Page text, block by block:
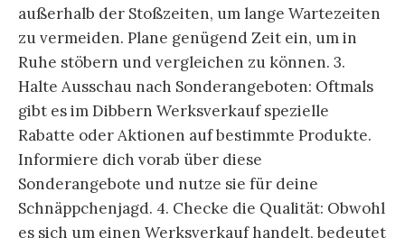
außerhalb der Stoßzeiten, um lange Wartezeiten
zu vermeiden. Plane genügend Zeit ein, um in
Ruhe stöbern und vergleichen zu können. 3.
Halte Ausschau nach Sonderangeboten: Oftmals
gibt es im Dibbern Werksverkauf spezielle
Rabatte oder Aktionen auf bestimmte Produkte.
Informiere dich vorab über diese
Sonderangebote und nutze sie für deine
Schnäppchenjagd. 4. Checke die Qualität: Obwohl
es sich um einen Werksverkauf handelt, bedeutet